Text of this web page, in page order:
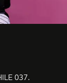
037.